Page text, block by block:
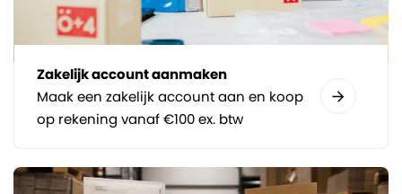
Zakelijk account aanmaken
Maak een zakelijk account aan en koop
op rekening vanaf €100 ex. btw